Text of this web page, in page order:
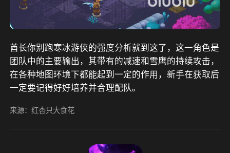
酋长你别跑寒冰游侠的强度分析就到这了，这一角色是
团队中的主要输出，其带有的减速和雪鹰的持续攻击，
在各种地图环境下都能起到一定的作用，新手在获取后
一定要记得好好培养并合理配队。
来源：红杏只大食花